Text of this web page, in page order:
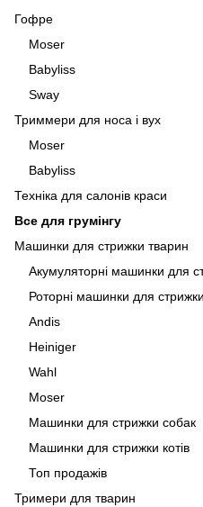
Гофре
Moser
Babyliss
Sway
Триммери для носа і вух
Moser
Babyliss
Техніка для салонів краси
Все для грумінгу
Машинки для стрижки тварин
Акумуляторні машинки для
Роторні машинки для
Andis
Heiniger
Wahl
Moser
Машинки для стрижки собак
Машинки для стрижки котів
Топ продажів
Тримери для тварин